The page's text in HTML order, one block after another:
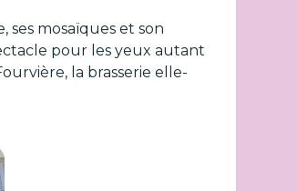
ses mosaïques et son
pour les yeux autant
la brasserie elle-